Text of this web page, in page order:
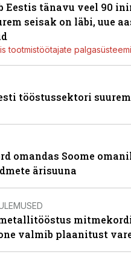
Eestis tänavu veel 90
seisak on läbi, uue
tootmistöötajate palgasüsteemi
tööstussektori
omandas Soome
ärisuuna
valmib plaanitust